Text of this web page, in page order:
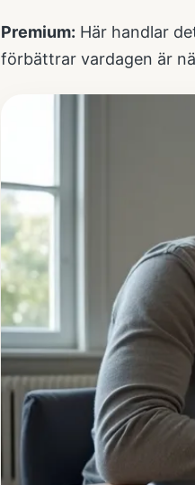
Premium: Här handlar
förbättrar vardagen är